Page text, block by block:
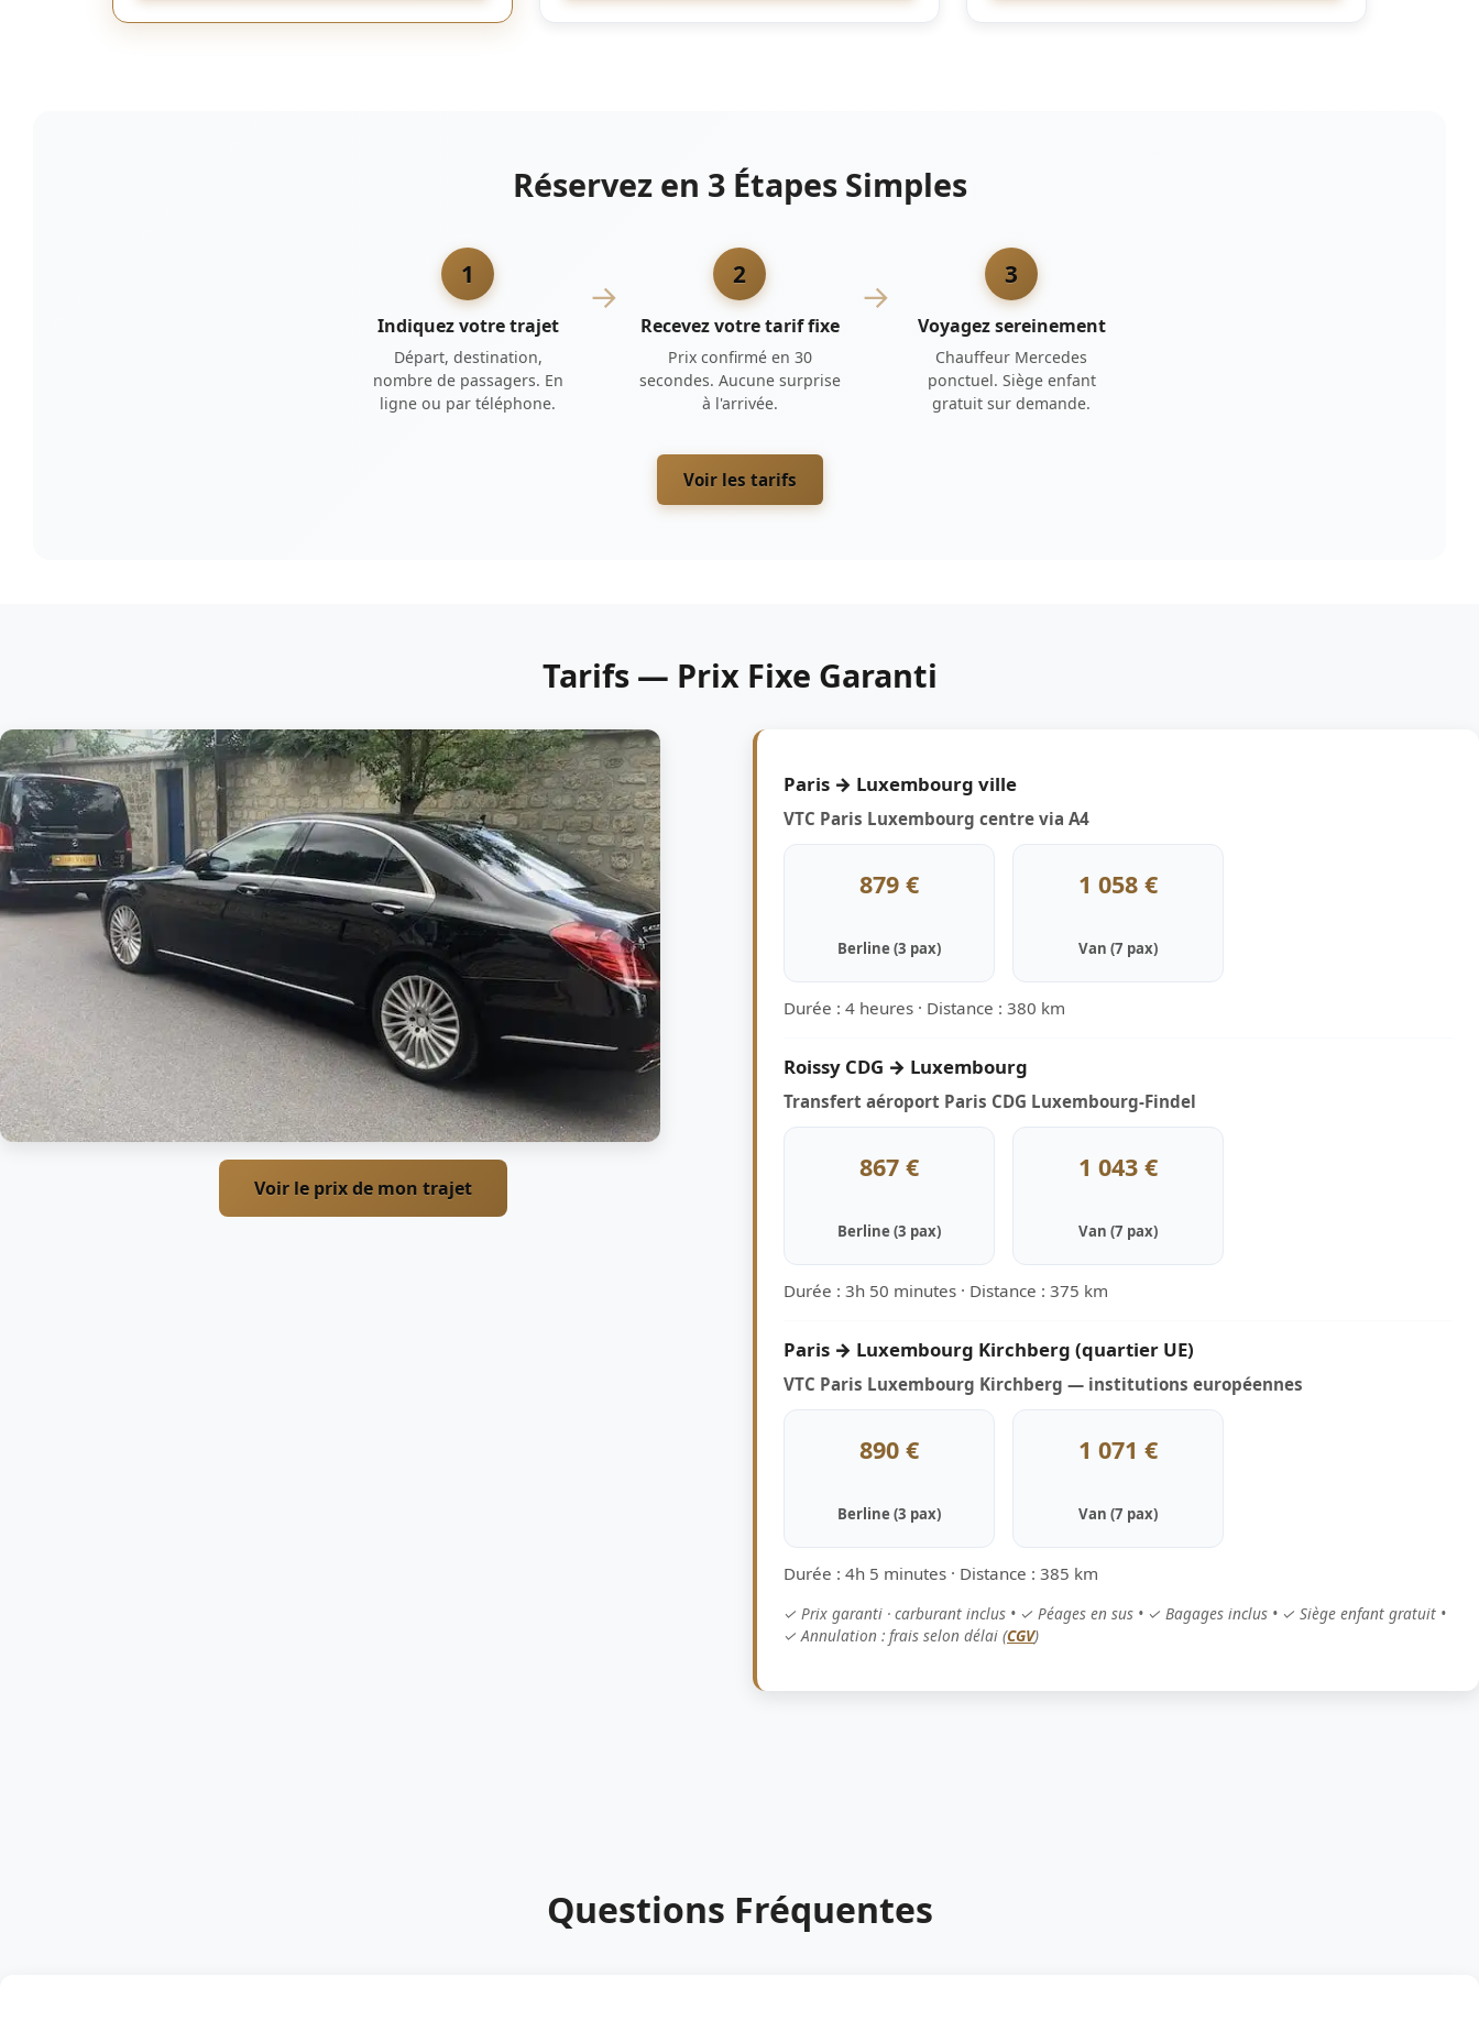
Réservez en 3 Étapes Simples
1
Indiquez votre trajet
Départ, destination,
nombre de passagers. En
ligne ou par téléphone.
→
2
Recevez votre tarif fixe
Prix confirmé en 30
secondes. Aucune surprise
à l'arrivée.
→
3
Voyagez sereinement
Chauffeur Mercedes
ponctuel. Siège enfant
gratuit sur demande.
Voir les tarifs
Tarifs — Prix Fixe Garanti
Voir le prix de mon trajet
Paris → Luxembourg ville
VTC Paris Luxembourg centre via A4
879 €
Berline (3 pax)
1 058 €
Van (7 pax)
Durée : 4 heures · Distance : 380 km
Roissy CDG → Luxembourg
Transfert aéroport Paris CDG Luxembourg-Findel
867 €
Berline (3 pax)
1 043 €
Van (7 pax)
Durée : 3h 50 minutes · Distance : 375 km
Paris → Luxembourg Kirchberg (quartier UE)
VTC Paris Luxembourg Kirchberg — institutions européennes
890 €
Berline (3 pax)
1 071 €
Van (7 pax)
Durée : 4h 5 minutes · Distance : 385 km
✓ Prix garanti · carburant inclus • ✓ Péages en sus • ✓ Bagages inclus • ✓ Siège enfant gratuit •
✓ Annulation : frais selon délai (CGV)
Questions Fréquentes